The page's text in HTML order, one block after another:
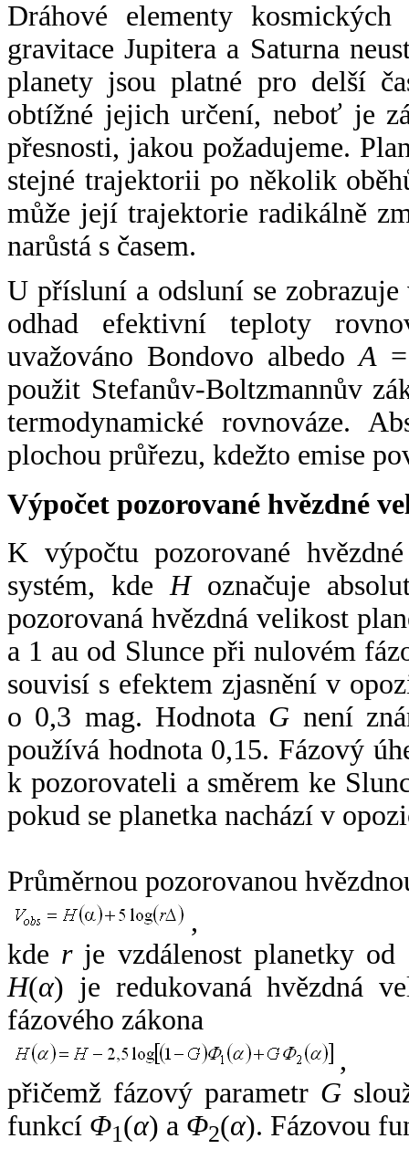
Dráhové elementy
gravitace Jupitera a Saturna
planety jsou platné pro delší
obtížné jejich určení, neboť je
přesnosti, jakou požadujeme.
stejné trajektorii po několik
může její trajektorie radikálně
narůstá s časem.
U přísluní a odsluní se
odhad efektivní teploty
uvažováno Bondovo albedoA
použit Stefanův-Boltzmannův
termodynamické rovnováze.
plochou průřezu, kdežto emise
Výpočet pozorované hvězdné
K výpočtu pozorované
systém, kde Hoznačuje
pozorovaná hvězdná velikost
a 1 au od Slunce při nulovém
souvisí s efektem zjasnění v
o 0,3 mag. Hodnota G není
používá hodnota 0,15. Fázový
k pozorovateli a směrem ke
pokud se planetka nachází v
Průměrnou pozorovanou
,
kde rje vzdálenost planetky od
H(α) je redukovaná hvězdná
fázového zákona
,
přičemž fázový parametr G
funkcí Φ1(α) a Φ2(α). Fázovou